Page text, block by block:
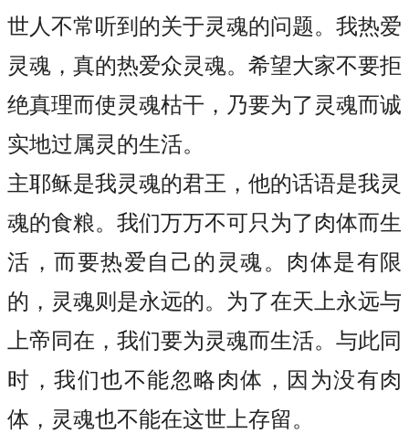
世人不常听到的关于灵魂的问题。我热爱
灵魂，真的热爱众灵魂。希望大家不要拒
绝真理而使灵魂枯干，乃要为了灵魂而诚
实地过属灵的生活。
主耶稣是我灵魂的君王，他的话语是我灵
魂的食粮。我们万万不可只为了肉体而生
活，而要热爱自己的灵魂。肉体是有限
的，灵魂则是永远的。为了在天上永远与
上帝同在，我们要为灵魂而生活。与此同
时，我们也不能忽略肉体，因为没有肉
体，灵魂也不能在这世上存留。